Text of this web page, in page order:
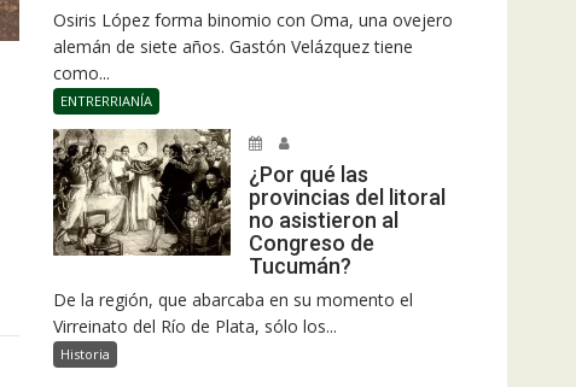
Osiris López forma binomio con Oma, una ovejero
alemán de siete años. Gastón Velázquez tiene
como...
ENTRERRIANÍA
¿Por qué las
provincias del litoral
no asistieron al
Congreso de
Tucumán?
De la región, que abarcaba en su momento el
Virreinato del Río de Plata, sólo los...
Historia